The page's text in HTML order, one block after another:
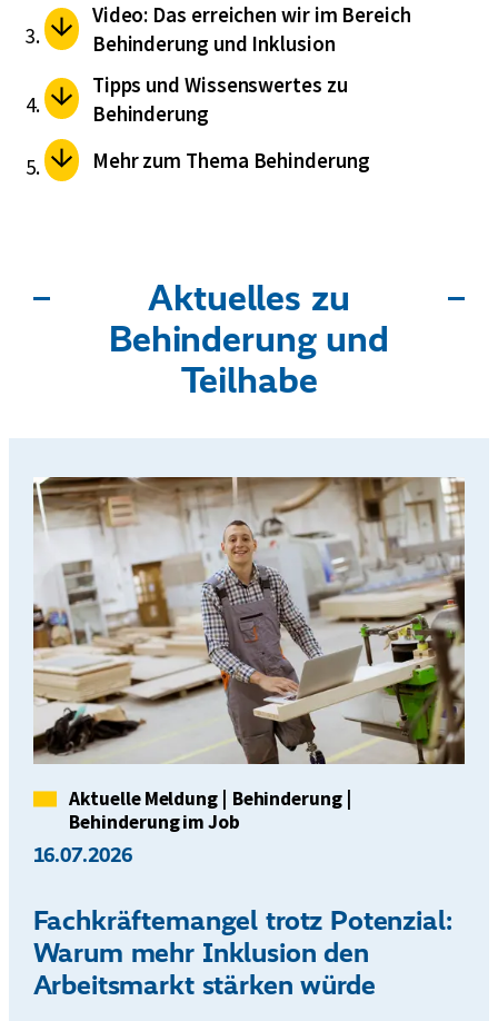
Video: Das erreichen wir im Bereich
Behinderung und Inklusion
Tipps und Wissenswertes zu
Behinderung
Mehr zum Thema Behinderung
Aktuelles zu
Behinderung und
Teilhabe
Kategorie
Aktuelle Meldung Behinderung
Behinderung im Job
16.07.2026
Fachkräftemangel trotz Potenzial:
Warum mehr Inklusion den
Arbeitsmarkt stärken würde